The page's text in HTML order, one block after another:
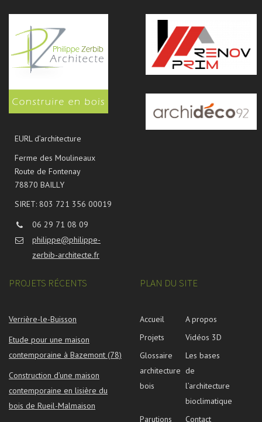
EURL d’architecture
Ferme des Moulineaux
Route de Fontenay
78870 BAILLY
SIRET: 803 721 356 00019
06 29 71 08 09
philippe@philippe-
zerbib-architecte.fr
PROJETS RÉCENTS
Verrière-le-Buisson
Etude pour une maison
contemporaine à Bazemont (78)
Construction d’une maison
contemporaine en lisière du
bois de Rueil-Malmaison
PLAN DU SITE
Accueil
A propos
Projets
Vidéos 3D
Glossaire
architecture
bois
Les bases
de
l’architecture
bioclimatique
Parutions
Contact